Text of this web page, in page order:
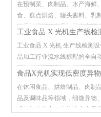
判、漏检与设备突发故障，筑
线异物检测安全防线。
在预制菜、肉制品、水产海鲜
食、糕点烘焙、罐头酱料、乳
食品等规模化食品加工生产流
混入各类外来杂质。金属碎屑
渣、砂石硬块、陶瓷碎片、硬
头硬块、线头杂物等异物潜藏
部，肉眼难以识别排查。一旦
流向市场，极易引发消费者投
品批量召回，企业还将面临市
工业食品 X 光机生产线检
工业食品 X 光机 生产线检测
品加工行业流水线标配的全自
质检测设备，广泛应用于各类
用。传统人工肉眼检测、单一
存在明显短板，不仅检测效率
误检频发，还无法识别玻璃、
食品X光机实现低密度异
检测
在休闲食品、烘焙制品、肉制
品及调味品等领域，细微异物
质的检出能力，直接决定产品